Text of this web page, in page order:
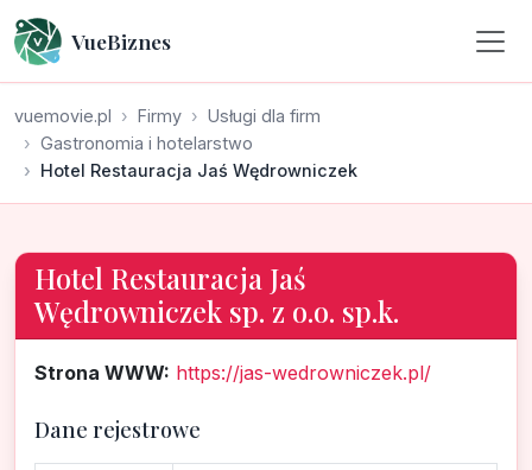
VueBiznes
vuemovie.pl Firmy
Usługi dla firm
Gastronomia i hotelarstwo
Hotel Restauracja Jaś Wędrowniczek
Hotel Restauracja Jaś
Wędrowniczek sp. z o.o. sp.k.
Strona WWW: https://jas-wedrowniczek.pl/
Dane rejestrowe